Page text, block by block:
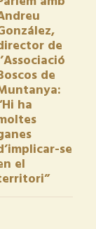
de
de
ha
se
el